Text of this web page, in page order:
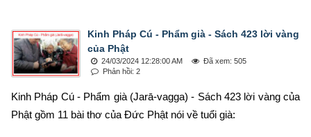
Kinh Pháp Cú - Phẩm già - Sách 423 lời vàng
của Phật
24/03/2024 12:28:00 AM
Đã xem: 505
Phản hồi: 2
Kinh Pháp Cú - Phẩm già (Jarā-vagga) - Sách 423 lời vàng của
Phật gồm 11 bài thơ của Đức Phật nói về tuổi già: